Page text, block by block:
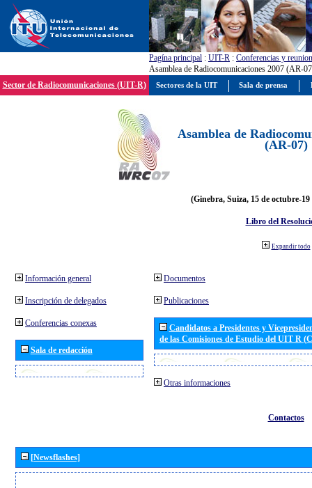
Pagína principal : UIT-R : Conferencias y
Asamblea de Radiocomunicaciones 2007 (AR-
Sector de Radiocomunicaciones (UIT-R)
Asamblea de
(AR-07)
(Ginebra, Suiza, 15 de octubre-19
Libro del
Expandir todo
Información general
Inscripción de delegados
Conferencias conexas
Sala de redacción
Documentos
Publicaciones
Candidatos a Presidentes y
de las Comisiones de Estudio del UIT R
Otras informaciones
Contactos
[Newsflashes]
Sectores de la UIT Sala de prensa